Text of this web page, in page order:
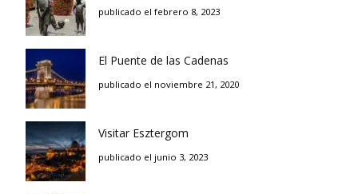
publicado el febrero 8, 2023
El Puente de las Cadenas
publicado el noviembre 21, 2020
Visitar Esztergom
publicado el junio 3, 2023